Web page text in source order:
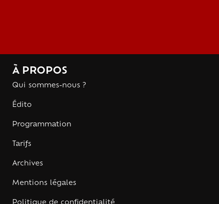
À PROPOS
Qui sommes-nous ?
Édito
Programmation
Tarifs
Archives
Mentions légales